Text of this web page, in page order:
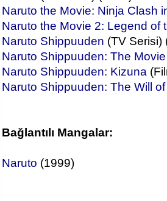
Naruto the Movie: Ninja Clash
Naruto the Movie 2: Legend of
Naruto Shippuuden (TV Serisi)
Naruto Shippuuden: The Movie
Naruto Shippuuden: Kizuna
Naruto Shippuuden: The Will
Bağlantılı Mangalar:
Naruto (1999)